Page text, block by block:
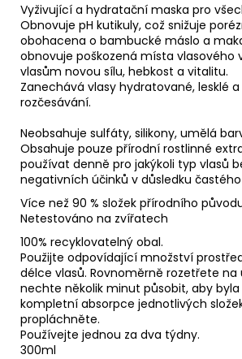
Vyživující a hydratační maska ​​pro
Obnovuje pH kutikuly, což snižuje
obohacena o bambucké máslo a
obnovuje poškozená místa vlasového
vlasům novou sílu, hebkost a vitalitu.
Zanechává vlasy hydratované, lesklé
rozčesávání.
Neobsahuje sulfáty, silikony, umělá
Obsahuje pouze přírodní rostlinné
používat denně pro jakýkoli typ vlasů
negativních účinků v důsledku
Více než 90 % složek přírodního
Netestováno na zvířatech
100% recyklovatelný obal.
Použijte odpovídající množství
délce vlasů. Rovnoměrně rozetřete
nechte několik minut působit, aby
kompletní absorpce jednotlivých
propláchněte.
Používejte jednou za dva týdny.
300ml
u
j
e
m
e
HERGEN
B2
-
VYŽIVUJÍCÍ
MASKA
PRO
KŘEHKÉ
VLASY
690
Kč